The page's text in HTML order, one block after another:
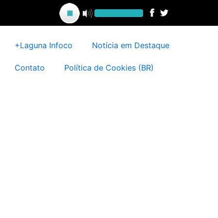
conteúdo
+Laguna Infoco Notícia em Destaque
Contato Política de Cookies (BR)